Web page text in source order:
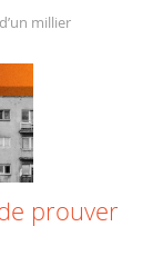
millier
prouver